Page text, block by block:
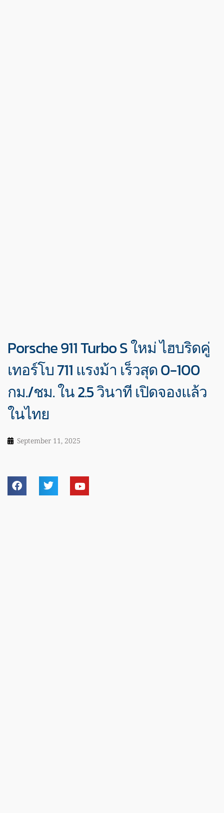
Porsche 911 Turbo S ใหม่ ไฮบริดคู่
เทอร์โบ 711 แรงม้า เร็วสุด 0-100
กม./ชม. ใน 2.5 วินาที เปิดจองแล้ว
ในไทย
September 11, 2025